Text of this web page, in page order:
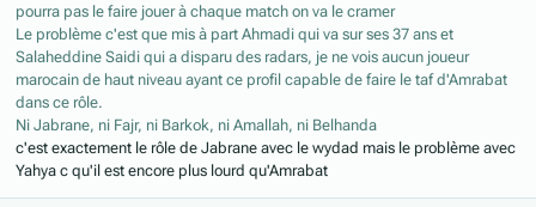
pourra pas le faire jouer à chaque match on va le cramer
Le problème c'est que mis à part Ahmadi qui va sur ses 37 ans et
Salaheddine Saidi qui a disparu des radars, je ne vois aucun joueur
marocain de haut niveau ayant ce profil capable de faire le taf d'Amrabat
dans ce rôle.
Ni Jabrane, ni Fajr, ni Barkok, ni Amallah, ni Belhanda
c'est exactement le rôle de Jabrane avec le wydad mais le problème avec
Yahya c qu'il est encore plus lourd qu'Amrabat